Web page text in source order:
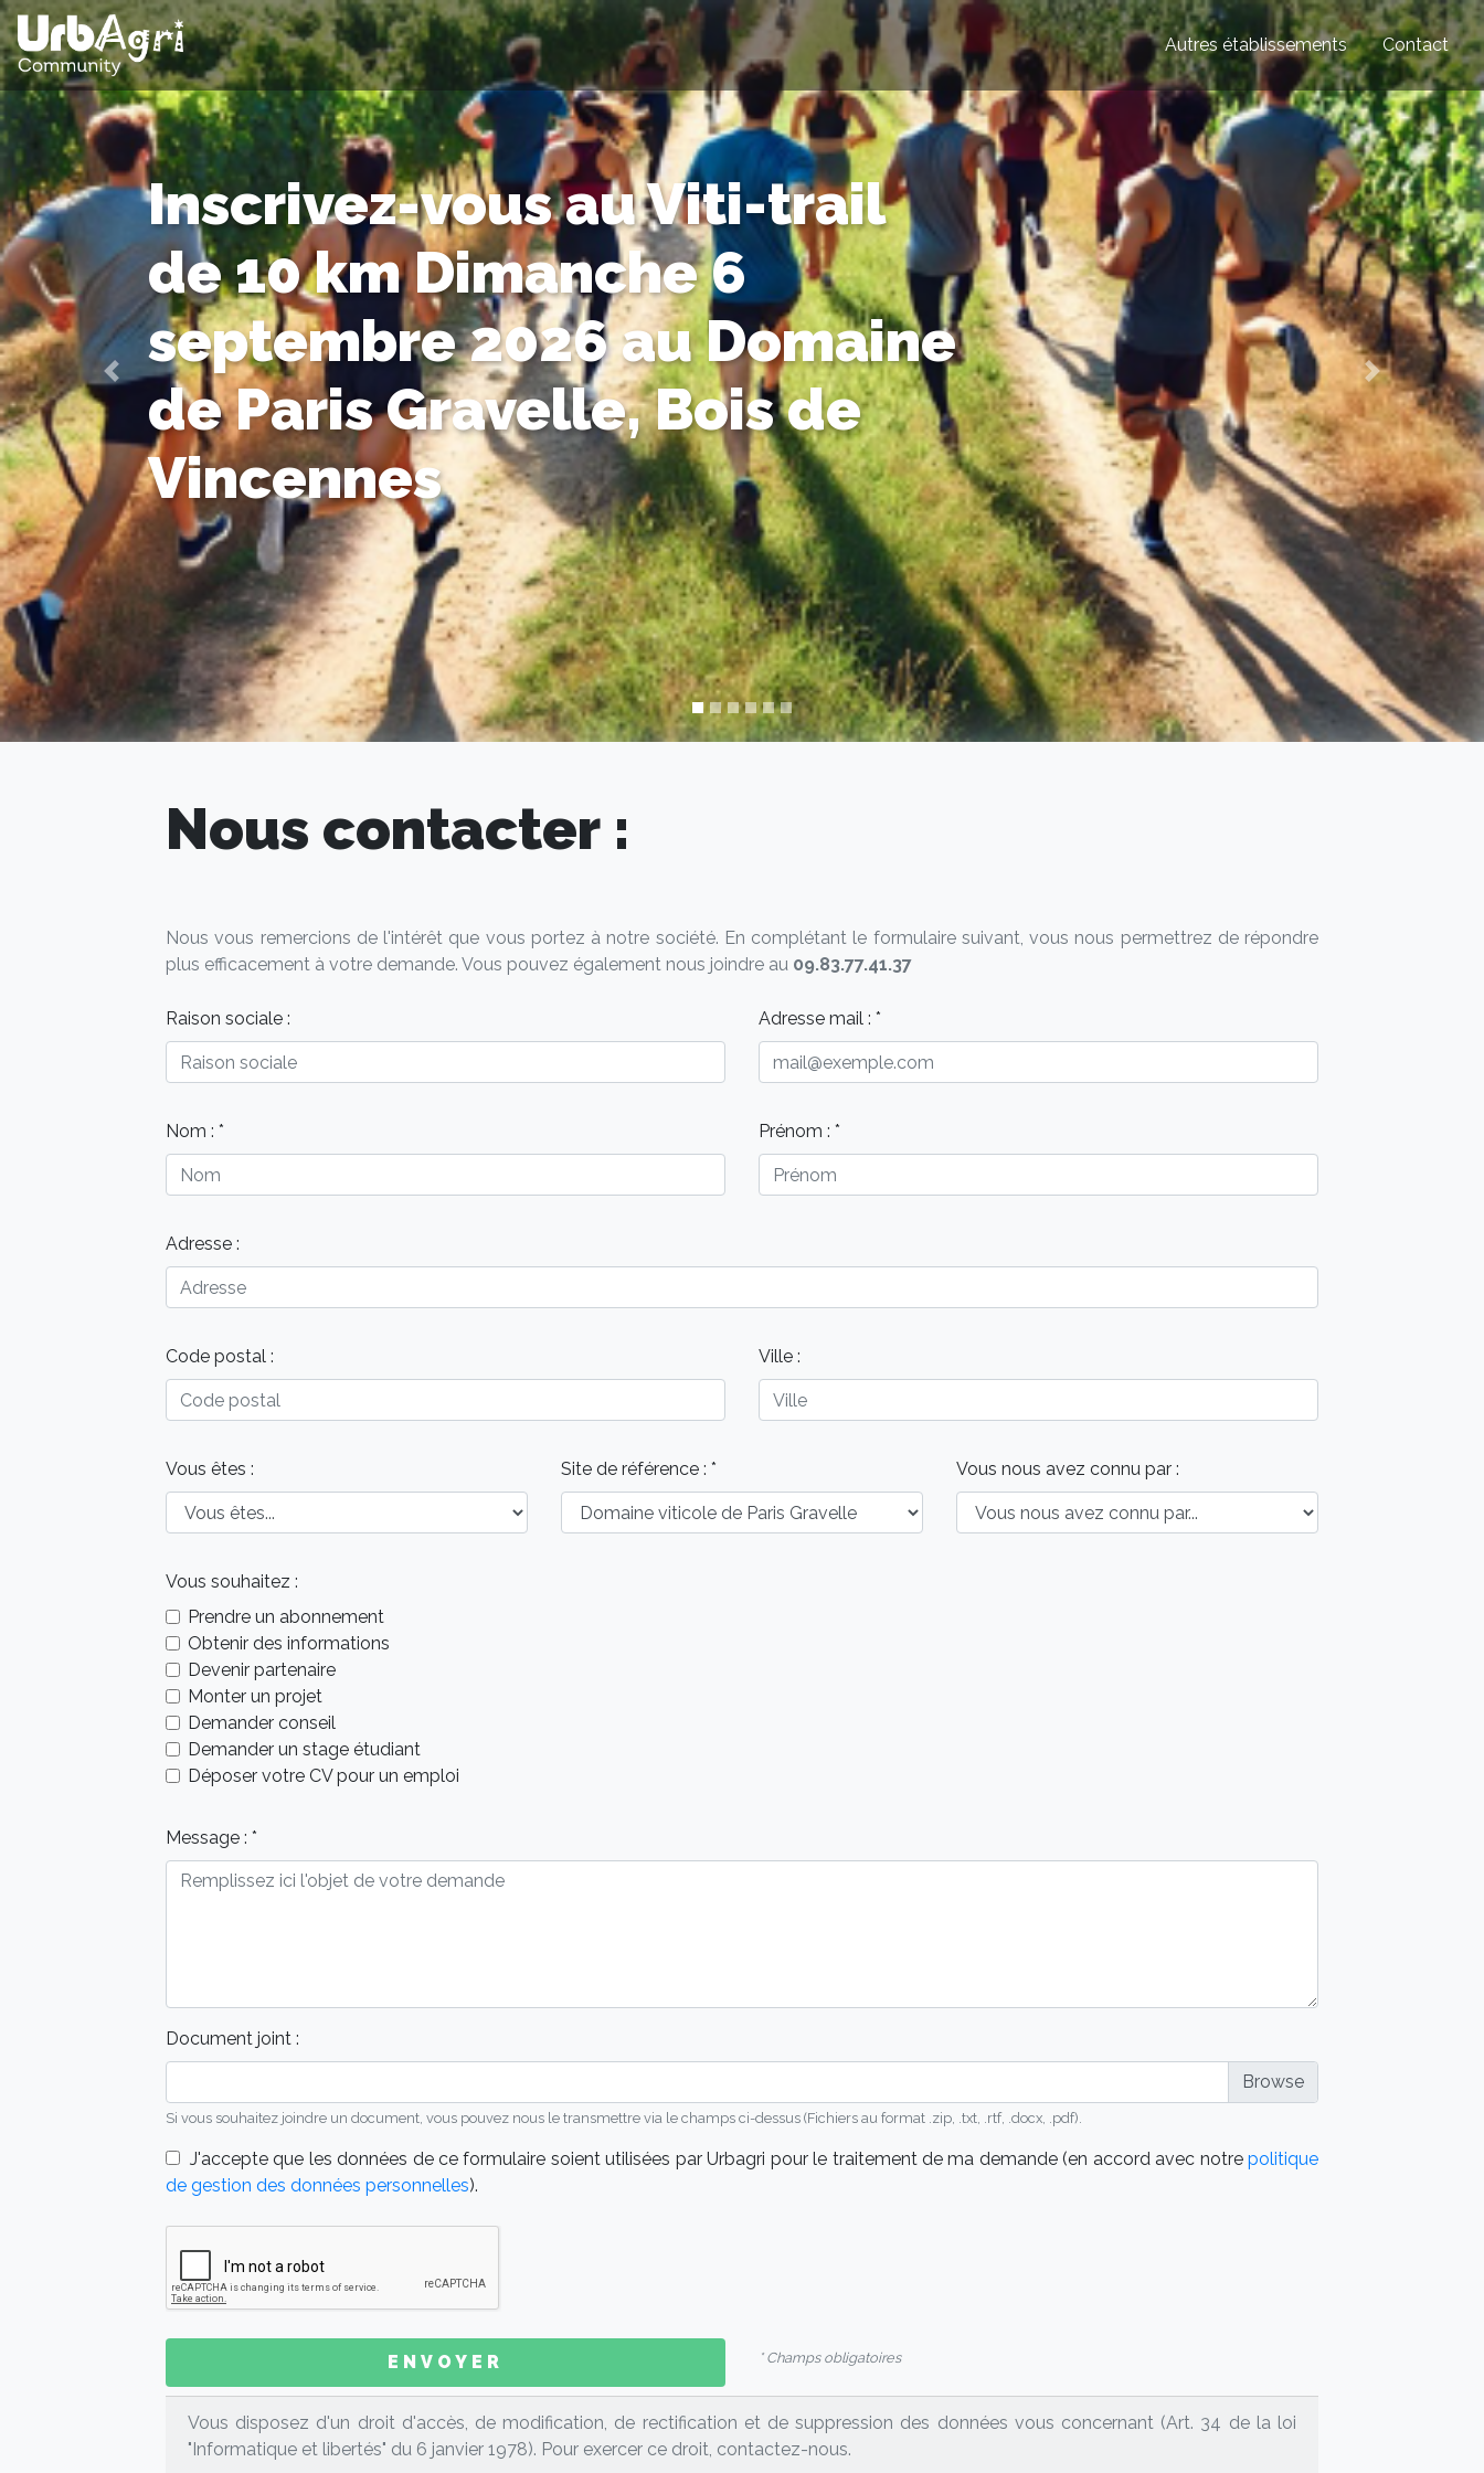
Autres établissements Contact
Inscrivez-vous au Viti-trail
de 10 km Dimanche 6
septembre 2026 au Domaine
de Paris Gravelle, Bois de
Vincennes
Previous Next
Nous contacter :
Nous vous remercions de l'intérêt que vous portez à notre société. En complétant le formulaire suivant, vous nous permettrez de répondre
Raison sociale : Adresse mail : *
Nom : * Prénom : *
Adresse :
Code postal : Ville :
Vous êtes :
Vous souhaitez :
Prendre un abonnement
Obtenir des informations
Monter un projet
Demander conseil
Demander un stage étudiant
Document joint :
Si vous souhaitez joindre un document, vous pouvez nous le transmettre via le champs ci-dessus (Fichiers au format .zip, .txt, .rtf, .docx, .pdf).
J'accepte que les données de ce formulaire soient utilisées par Urbagri pour le traitement de ma demande (en accord avec notre